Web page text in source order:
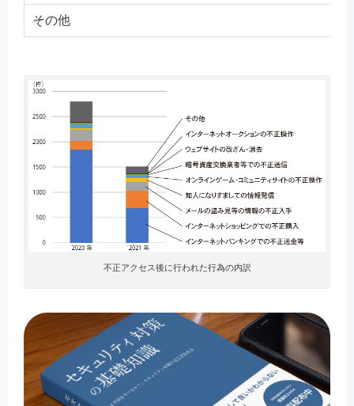
その他
不正アクセス後に行われた行為の内訳